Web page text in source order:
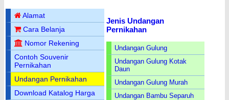
Alamat
Cara Belanja
Nomor Rekening
Contoh Souvenir
Pernikahan
Undangan Pernikahan
Download Katalog Harga
Jenis Undangan
Pernikahan
Undangan Gulung
Undangan Gulung Kotak
Daun
Undangan Gulung Murah
Undangan Bambu Separuh